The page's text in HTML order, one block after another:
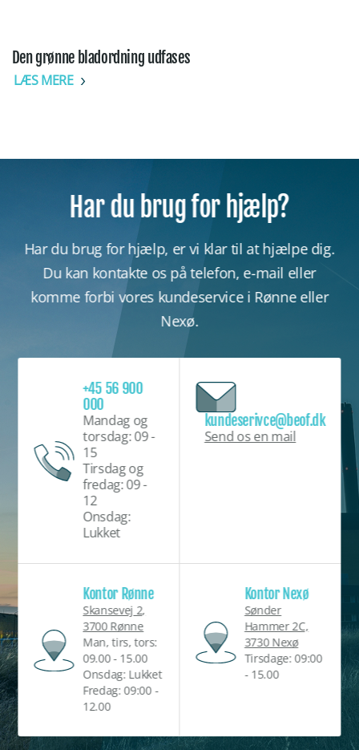
Den grønne bladordning udfases
LÆS MERE
Har du brug for hjælp?
Har du brug for hjælp, er vi klar til at hjælpe dig.
Du kan kontakte os på telefon, e-mail eller
komme forbi vores kundeservice i Rønne eller
Nexø.
+45 56 900
000
Mandag og
torsdag: 09 -
15
Tirsdag og
fredag: 09 -
12
Onsdag:
Lukket
kundeserivce@beof.dk
Send os en mail
Kontor Rønne
Skansevej 2,
3700 Rønne
Man, tirs, tors:
09.00 - 15.00
Onsdag: Lukket
Fredag: 09:00 -
12.00
Kontor Nexø
Sønder
Hammer 2C,
3730 Nexø
Tirsdage: 09:00
- 15.00